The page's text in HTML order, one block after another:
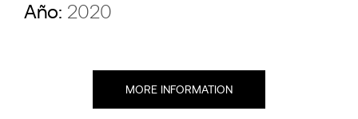
Año: 2020
MORE INFORMATION